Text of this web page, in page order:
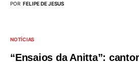
POR FELIPE DE JESUS
NOTÍCIAS
“Ensaios da Anitta”: